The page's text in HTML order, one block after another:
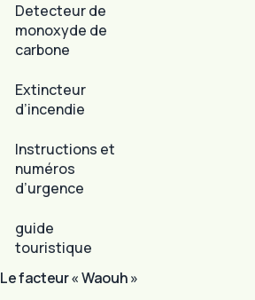
Detecteur de
monoxyde de
carbone
Extincteur
d’incendie
Instructions et
numéros
d’urgence
guide
touristique
Le facteur « Waouh »